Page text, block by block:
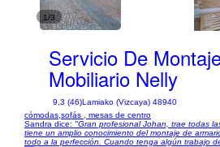
1/3
Servicio De
Mobiliario Nelly
9,3 (46)Lamiako (Vizcaya) 48940
cómodas,sofás , mesas de centro
Sandra dice: "Gran profesional Johan, trae todas
tiene un amplio conocimiento del montaje de
todo a la perfección. Cuando tenga algún trabajo